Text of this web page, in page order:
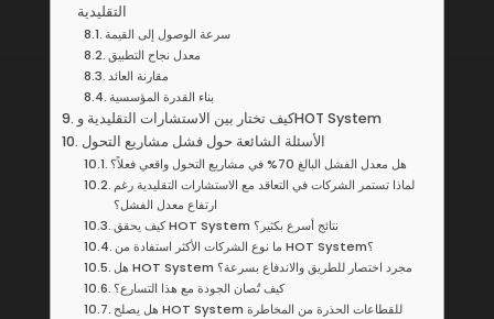
التقليدية
سرعة الوصول إلى القيمة
معدل نجاح التطبيق
مقارنة العائد
بناء القدرة المؤسسية
كيف تختار بين الاستشارات التقليدية وHOT System
الأسئلة الشائعة حول فشل مشاريع التحول
هل معدل الفشل البالغ 70% في مشاريع التحول واقعي فعلاً؟
لماذا تستمر الشركات في التعاقد مع الاستشارات التقليدية رغم
ارتفاع معدل الفشل؟
كيف يحقق HOT System نتائج أسرع بكثير؟
ما نوع الشركات الأكثر استفادة من HOT System؟
هل HOT System مجرد اختصار للطريق والاندفاع بسرعة؟
كيف تُصان الجودة مع هذا التسارع؟
هل يصلح HOT System للقطاعات الحذرة من المخاطرة